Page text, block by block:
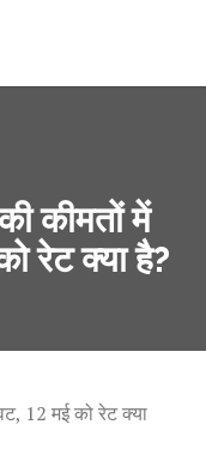
कीमतों में
रेट क्या है?
12 मई को रेट क्या